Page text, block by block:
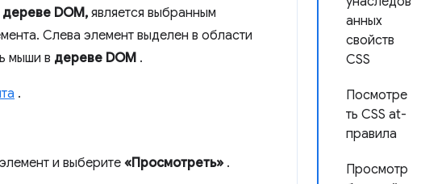
анных
свойств
CSS
Посмотре
ть CSS at-
правила
Просмотр
дереве DOM, является выбранным
Слева элемент выделен в области
мыши в дереве DOM .
.
и выберите «Просмотреть» .